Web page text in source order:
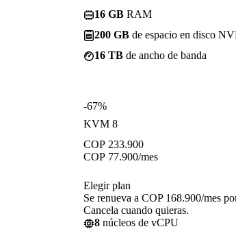
16 GB RAM
200 GB de espacio en disco
16 TB de ancho de banda
-67%
KVM 8
COP 233.900
COP 77.900/mes
Elegir plan
Se renueva a COP 168.900/mes
Cancela cuando quieras.
8 núcleos de vCPU